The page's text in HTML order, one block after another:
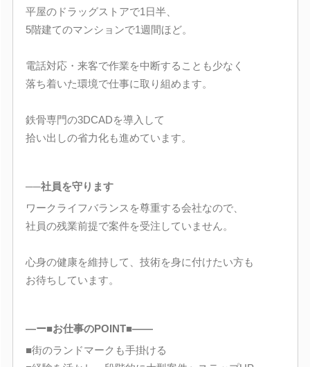
平屋のドラッグストアで1日半、
5階建てのマンションで1週間ほど。
電話対応・来客で作業を中断することも少なく
落ち着いた環境で仕事に取り組めます。
鉄骨専門の3DCADを導入して
拾い出しの省力化も進めています。
──社員を守ります
ワークライフバランスを尊重する会社なので、
社員の残業前提で案件を受注していません。
心身の健康を維持して、技術を身に付けたい方も
お待ちしています。
―ー■お仕事のPOINT■――
■街のランドマークも手掛ける